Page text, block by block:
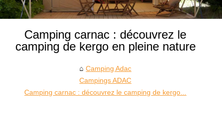
Camping carnac : découvrez le
camping de kergo en pleine nature
Camping Adac
Campings ADAC
Camping carnac : découvrez le camping de kergo...